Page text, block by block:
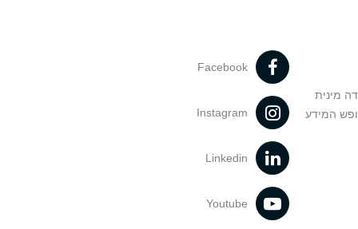
מינית
המידע
Facebook
Instagram
Linkedin
Youtube